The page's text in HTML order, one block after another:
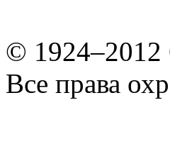
©
Все права